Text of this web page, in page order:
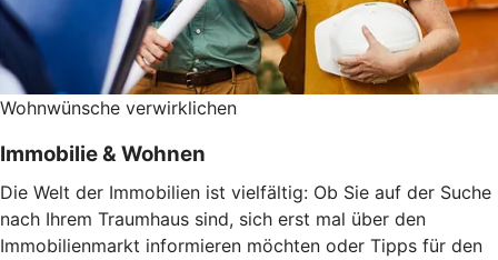
Wohnwünsche verwirklichen
Immobilie & Wohnen
Die Welt der Immobilien ist vielfältig: Ob Sie auf der Suche
nach Ihrem Traumhaus sind, sich erst mal über den
Immobilienmarkt informieren möchten oder Tipps für den